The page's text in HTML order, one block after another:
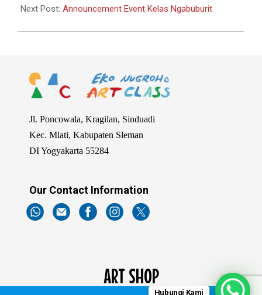
Next Post: Announcement Event Kelas Ngabuburit
Jl. Poncowala, Kragilan, Sinduadi
Kec. Mlati, Kabupaten Sleman
DI Yogyakarta 55284
Our Contact Information
ART SHOP
Hubungi Kami